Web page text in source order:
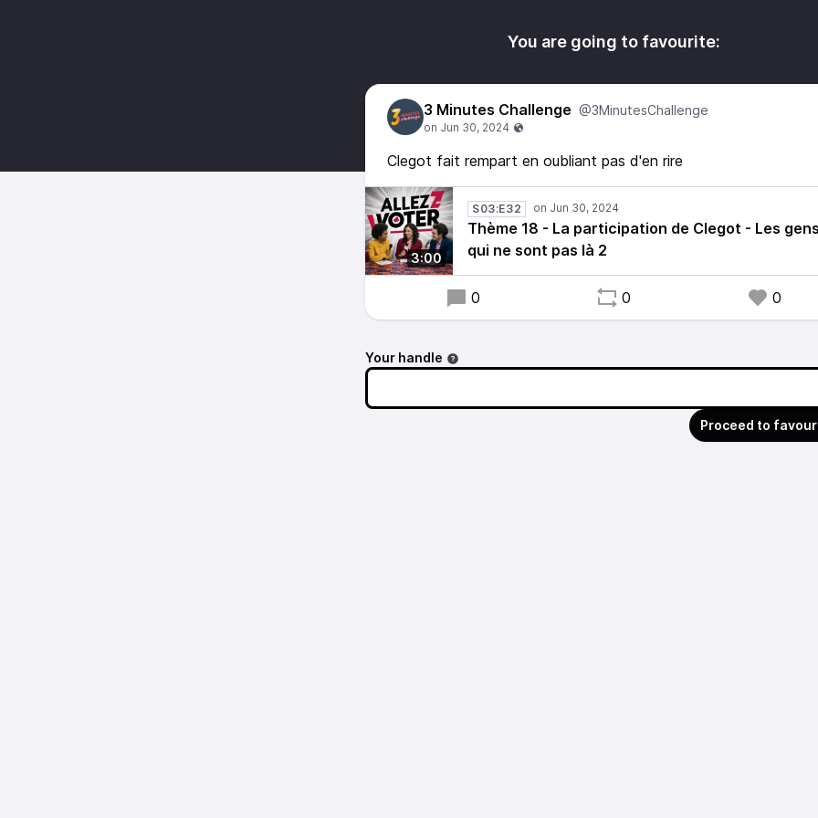
You are going to favourite:
3 Minutes Challenge @3MinutesChallenge
Clegot fait rempart en oubliant pas d'en rire
3:00
S03:E32
Thème 18 - La participation de Clegot - Les
qui ne sont pas là 2
0 0 0
Your handle
Proceed to